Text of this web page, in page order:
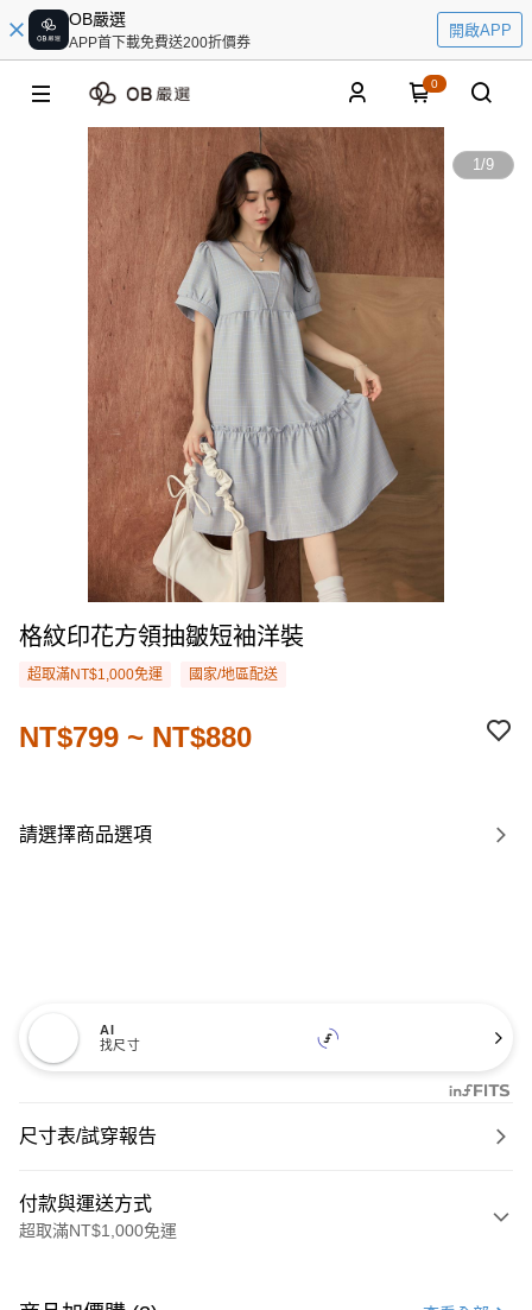
OB嚴選
APP首下載免費送200折價券
開啟APP
0
1/9
格紋印花方領抽皺短袖洋裝
超取滿NT$1,000免運 國家/地區配送
NT$799 ~ NT$880
請選擇商品選項
AI
找尺寸
尺寸表/試穿報告
付款與運送方式
超取滿NT$1,000免運